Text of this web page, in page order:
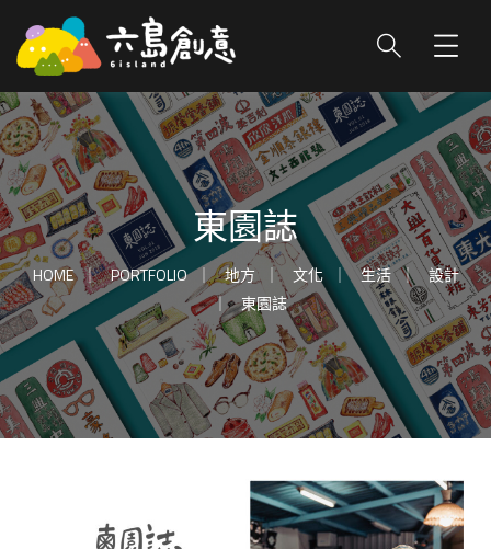
東園誌
HOME PORTFOLIO 地方 文化 生活
設計
東園誌